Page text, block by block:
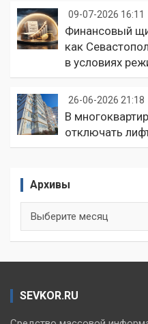
09-07-2026 16:11
Финансовый
как
в условиях
26-06-2026 21:18
В
отключать
Архивы
SEVKOR.RU